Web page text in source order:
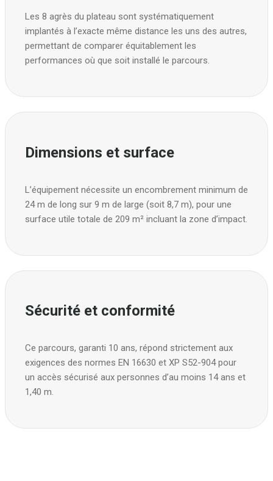
Les 8 agrès du plateau sont systématiquement
implantés à l’exacte même distance les uns des autres,
permettant de comparer équitablement les
performances où que soit installé le parcours.
Dimensions et surface
L’équipement nécessite un encombrement minimum de
24 m de long sur 9 m de large (soit 8,7 m), pour une
surface utile totale de 209 m² incluant la zone d’impact.
Sécurité et conformité
Ce parcours, garanti 10 ans, répond strictement aux
exigences des normes EN 16630 et XP S52-904 pour
un accès sécurisé aux personnes d’au moins 14 ans et
1,40 m.